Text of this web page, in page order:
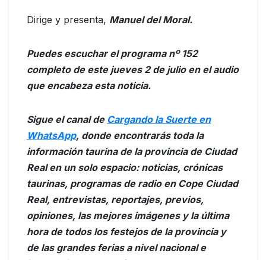
Dirige y presenta, Manuel del Moral.
Puedes escuchar el programa nº 152
completo de este jueves 2 de julio en el audio
que encabeza esta noticia.
Sigue el canal de Cargando la Suerte en
WhatsApp, donde encontrarás toda la
información taurina de la provincia de Ciudad
Real en un solo espacio: noticias, crónicas
taurinas, programas de radio en Cope Ciudad
Real, entrevistas, reportajes, previos,
opiniones, las mejores imágenes y la última
hora de todos los festejos de la provincia y
de las grandes ferias a nivel nacional e